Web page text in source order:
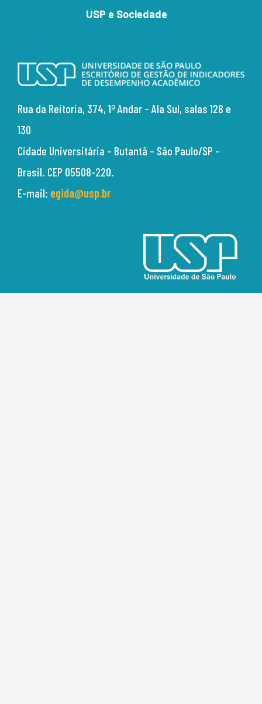
USP e Sociedade
Rua da Reitoria, 374,1º Andar – Ala Sul, salas 128 e
130
Cidade Universitária – Butantã – São Paulo/SP –
Brasil. CEP 05508-220.
E-mail: egida@usp.br